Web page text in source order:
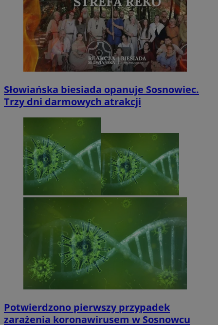
Słowiańska biesiada opanuje Sosnowiec.
Trzy dni darmowych atrakcji
Potwierdzono pierwszy przypadek
zarażenia koronawirusem w Sosnowcu